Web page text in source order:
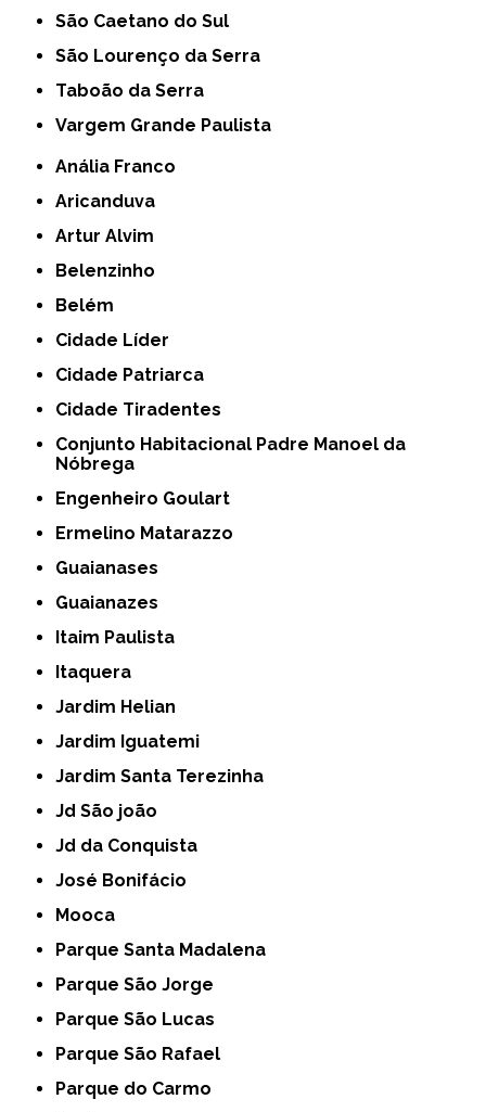
São Caetano do Sul
São Lourenço da Serra
Taboão da Serra
Vargem Grande Paulista
Anália Franco
Aricanduva
Artur Alvim
Belenzinho
Belém
Cidade Líder
Cidade Patriarca
Cidade Tiradentes
Conjunto Habitacional Padre Manoel da
Nóbrega
Engenheiro Goulart
Ermelino Matarazzo
Guaianases
Guaianazes
Itaim Paulista
Itaquera
Jardim Helian
Jardim Iguatemi
Jardim Santa Terezinha
Jd São joão
Jd da Conquista
José Bonifácio
Mooca
Parque Santa Madalena
Parque São Jorge
Parque São Lucas
Parque São Rafael
Parque do Carmo